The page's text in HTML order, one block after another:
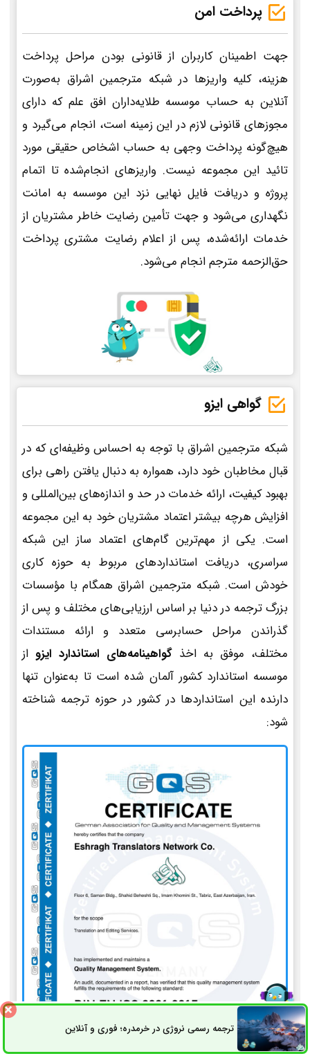
پرداخت امن
جهت اطمینان کاربران از قانونی بودن مراحل پرداخت
هزینه، کلیه واریزها در شبکه مترجمین اشراق به‌صورت
آنلاین به حساب موسسه طلایه‌داران افق علم که دارای
مجوزهای قانونی لازم در این زمینه است، انجام می‌گیرد و
هیچ‌گونه پرداخت وجهی به حساب اشخاص حقیقی مورد
تائید این مجموعه نیست. واریزهای انجام‌شده تا اتمام
پروژه و دریافت فایل نهایی نزد این موسسه به امانت
نگهداری می‌شود و جهت تأمین رضایت خاطر مشتریان از
خدمات ارائه‌شده، پس از اعلام رضایت مشتری پرداخت
حق‌الزحمه مترجم انجام می‌شود.
گواهی ایزو
شبکه مترجمین اشراق با توجه به احساس وظیفه‌ای که در
قبال مخاطبان خود دارد، همواره به دنبال یافتن راهی برای
بهبود کیفیت، ارائه خدمات در حد و اندازه‌های بین‌المللی و
افزایش هرچه بیشتر اعتماد مشتریان خود به این مجموعه
است. یکی از مهم‌ترین گام‌های اعتماد ساز این شبکه
سراسری، دریافت استانداردهای مربوط به حوزه کاری
خودش است. شبکه مترجمین اشراق همگام با مؤسسات
بزرگ ترجمه در دنیا بر اساس ارزیابی‌های مختلف و پس از
گذراندن مراحل حسابرسی متعدد و ارائه مستندات
مختلف، موفق به اخذ گواهینامه‌های استاندارد ایزو از
موسسه استاندارد کشور آلمان شده است تا به‌عنوان تنها
دارنده این استانداردها در کشور در حوزه ترجمه شناخته
شود:
ترجمه رسمی نروژی در خرمدره؛ فوری و آنلاینثبت سفارش راه های ارتباطی